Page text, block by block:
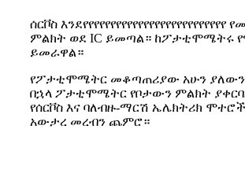
ሰርቮስ
ምልክት ወደ IC ይመጣል። ከፖታቲሞሜትሩ
ይመራዋል።
የፖታቲሞሜትር መቆጣጠሪያው አሁን ያለውን
በኋላ ፖታቲሞሜትር የቦታውን ምልክት
የሰርቮስ እና ባለብዙ-ማርሽ ኤሌክትሪክ
አውታረ መረብን ጨምሮ።